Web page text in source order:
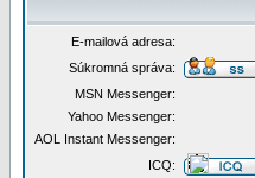
E-mailová adresa:
Súkromná správa:
MSN Messenger:
Yahoo Messenger:
AOL Instant Messenger:
ICQ: